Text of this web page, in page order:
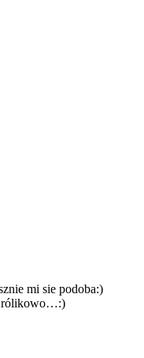
mi sie podoba:)